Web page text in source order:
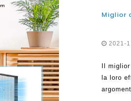
2021-
Il
la loro